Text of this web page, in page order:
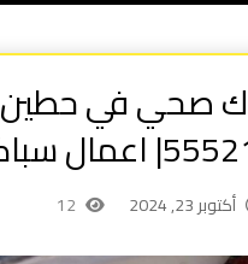
صحي في حطين
أكتوبر 23, 2024 12